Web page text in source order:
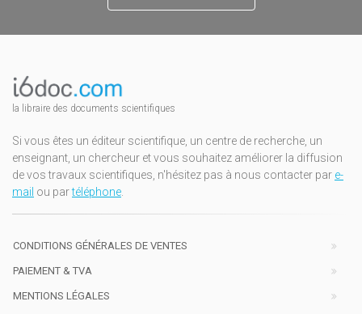
la libraire des documents scientifiques
Si vous êtes un éditeur scientifique, un centre de recherche, un
enseignant, un chercheur et vous souhaitez améliorer la diffusion
de vos travaux scientifiques, n'hésitez pas à nous contacter par e-
mail ou partéléphone.
CONDITIONS GÉNÉRALES DE VENTES
PAIEMENT & TVA
MENTIONS LÉGALES